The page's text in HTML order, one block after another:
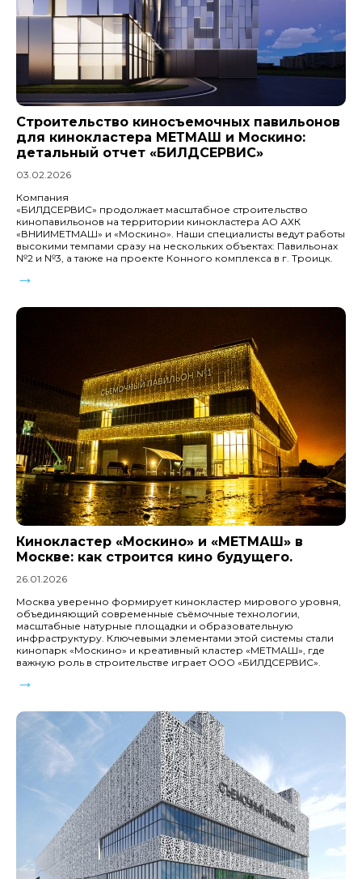
Строительство киносъемочных павильонов
для кинокластера МЕТМАШ и Москино:
детальный отчет «БИЛДСЕРВИС»
03.02.2026
Компания
«БИЛДСЕРВИС» продолжает масштабное строительство
кинопавильонов на территории кинокластера АО АХК
«ВНИИМЕТМАШ» и «Москино». Наши специалисты ведут работы
высокими темпами сразу на нескольких объектах: Павильонах
№2 и №3, а также на проекте Конного комплекса в г. Троицк.
→
Кинокластер «Москино» и «МЕТМАШ» в
Москве: как строится кино будущего.
26.01.2026
Москва уверенно формирует кинокластер мирового уровня,
объединяющий современные съёмочные технологии,
масштабные натурные площадки и образовательную
инфраструктуру. Ключевыми элементами этой системы стали
кинопарк «Москино» и креативный кластер «МЕТМАШ», где
важную роль в строительстве играет ООО «БИЛДСЕРВИС».
→